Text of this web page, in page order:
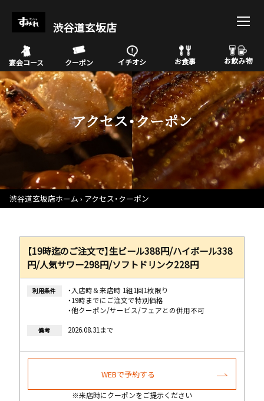
渋谷道玄坂店
宴会コース クーポン イチオシ お食事 お飲み物
アクセス・クーポン
渋谷道玄坂店ホーム アクセス・クーポン
【19時迄のご注文で】生ビール388円/ハイボール338
円/人気サワー298円/ソフトドリンク228円
利用条件
・入店時＆来店時 1組1回1枚限り
・19時までにご注文で特別価格
・他クーポン/サービス/フェアとの併用不可
備考 2026.08.31まで
WEBで予約する
※来店時にクーポンをご提示ください